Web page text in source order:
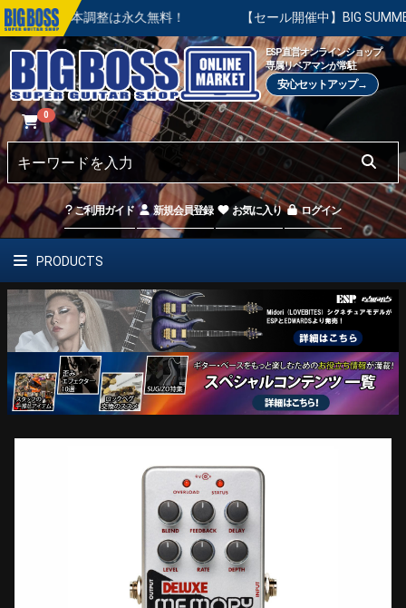
本調整は永久無料！ 【セール開催中】BIG SUMMER SALE |
ESP直営オンラインショップ
専属リペアマンが常駐
安心セットアップ→
0
ご利用ガイド 新規会員登録 お気に入り ログイン
PRODUCTS